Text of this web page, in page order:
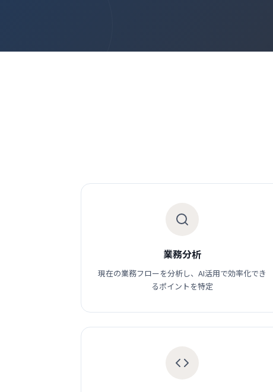
業務分析
現在の業務フローを分析し、AI活用で効率化でき
るポイントを特定